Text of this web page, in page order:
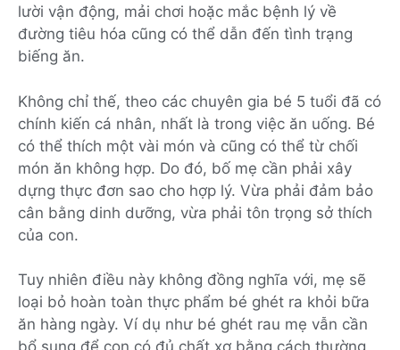
lười vận động, mải chơi hoặc mắc bệnh lý về
đường tiêu hóa cũng có thể dẫn đến tình trạng
biếng ăn.
Không chỉ thế, theo các chuyên gia bé 5 tuổi đã có
chính kiến cá nhân, nhất là trong việc ăn uống. Bé
có thể thích một vài món và cũng có thể từ chối
món ăn không hợp. Do đó, bố mẹ cần phải xây
dựng thực đơn sao cho hợp lý. Vừa phải đảm bảo
cân bằng dinh dưỡng, vừa phải tôn trọng sở thích
của con.
Tuy nhiên điều này không đồng nghĩa với, mẹ sẽ
loại bỏ hoàn toàn thực phẩm bé ghét ra khỏi bữa
ăn hàng ngày. Ví dụ như bé ghét rau mẹ vẫn cần